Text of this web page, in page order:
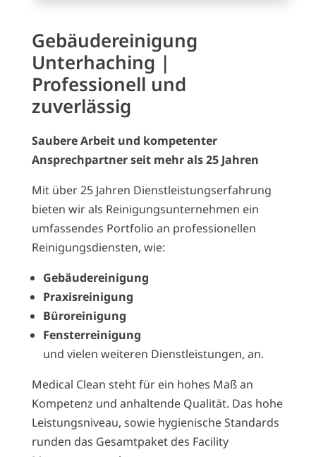
Gebäudereinigung
Unterhaching |
Professionell und
zuverlässig
Saubere Arbeit und kompetenter
Ansprechpartner seit mehr als 25 Jahren
Mit über 25 Jahren Dienstleistungserfahrung
bieten wir als Reinigungsunternehmen ein
umfassendes Portfolio an professionellen
Reinigungsdiensten, wie:
Gebäudereinigung
Praxisreinigung
Büroreinigung
Fensterreinigung
und vielen weiteren Dienstleistungen, an.
Medical Clean steht für ein hohes Maß an
Kompetenz und anhaltende Qualität. Das hohe
Leistungsniveau, sowie hygienische Standards
runden das Gesamtpaket des Facility